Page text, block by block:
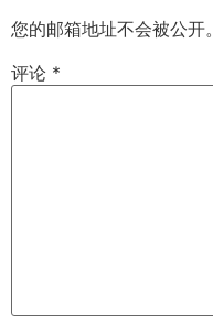
您的邮箱地址不会被公开。
评论 *